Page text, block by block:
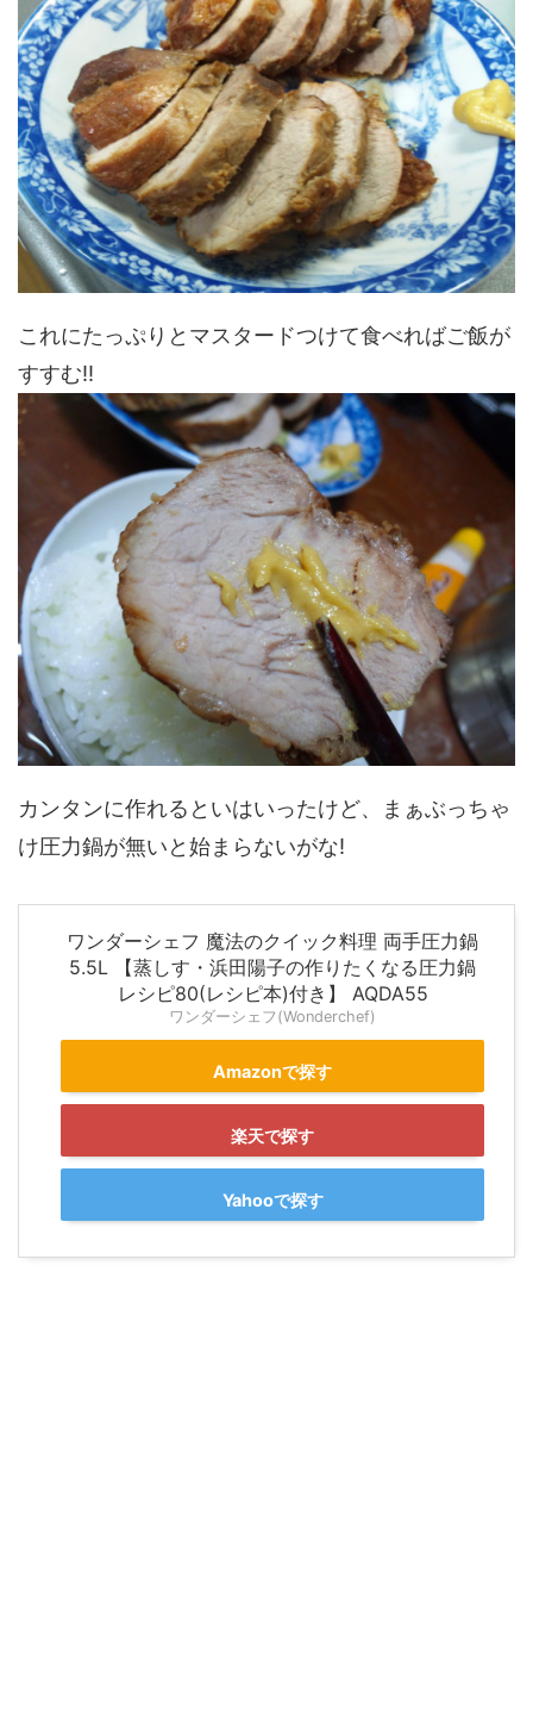
これにたっぷりとマスタードつけて食べればご飯が
すすむ!!
カンタンに作れるといはいったけど、まぁぶっちゃ
け圧力鍋が無いと始まらないがな!
ワンダーシェフ 魔法のクイック料理 両手圧力鍋
5.5L 【蒸しす・浜田陽子の作りたくなる圧力鍋
レシピ80(レシピ本)付き】 AQDA55
ワンダーシェフ(Wonderchef)
Amazonで探す
楽天で探す
Yahooで探す